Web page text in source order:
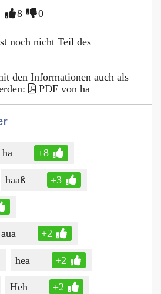
8 0
noch nicht Teil des
den Informationen auch als
PDF von ha
ha +8
haaß +3
+2
hea +2
Heh +2